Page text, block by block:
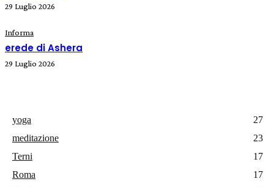
29 Luglio 2026
Informa
erede di Ashera
29 Luglio 2026
yoga
27
meditazione
23
Terni
17
Roma
17